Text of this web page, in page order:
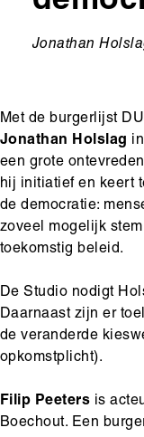
Ondertitel
Jonathan
Met de burgerlijst
Jonathan Holslag
een grote
hij initiatief en keert
de democratie:
zoveel mogelijk
toekomstig beleid.
De Studio nodigt
Daarnaast zijn er
de veranderde
opkomstplicht).
Filip Peeters is
Boechout. Een